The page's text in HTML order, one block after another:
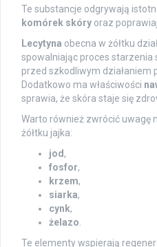
Te substancje odgrywają
komórek skóry oraz
Lecytyna obecna w żółtku
spowalniając proces starzenia
przed szkodliwym działaniem
Dodatkowo ma właściwości
sprawia, że skóra staje się
Warto również zwrócić uwagę
żółtku jajka:
jod ,
fosfor,
krzem,
siarka,
cynk,
żelazo
Te elementy wspierają